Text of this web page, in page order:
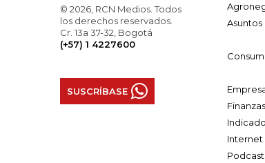
© 2026, RCN Medios. Todos
los derechos reservados.
Cr. 13a 37-32, Bogotá
(+57) 1 4227600
SUSCRÍBASE
Asuntos
Finanzas
Internet
Podcast